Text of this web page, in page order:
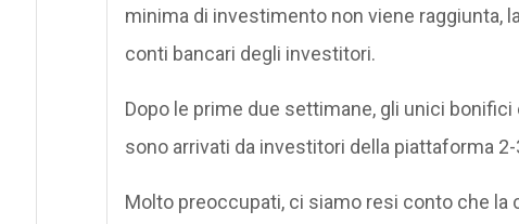
minima di investimento non viene raggiunta,
conti bancari degli investitori.
Dopo le prime due settimane, gli unici
sono arrivati da investitori della piattaforma
Molto preoccupati, ci siamo resi conto che la